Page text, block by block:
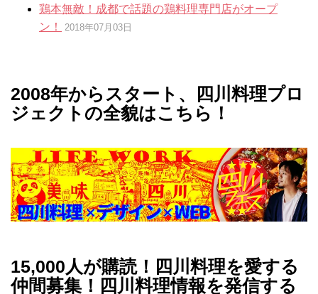
鶏本無敵！成都で話題の鶏料理専門店がオープ
ン！
2018年07月03日
2008年からスタート、四川料理プロ
ジェクトの全貌はこちら！
15,000人が購読！四川料理を愛する
仲間募集！四川料理情報を発信する